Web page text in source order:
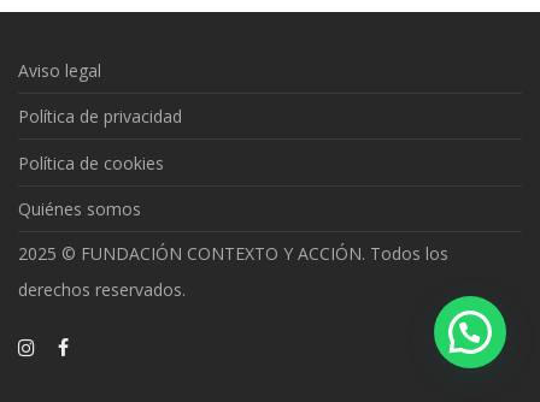
Aviso legal
Política de privacidad
Política de cookies
Quiénes somos
2025 © FUNDACIÓN CONTEXTO Y ACCIÓN. Todos los
derechos reservados.